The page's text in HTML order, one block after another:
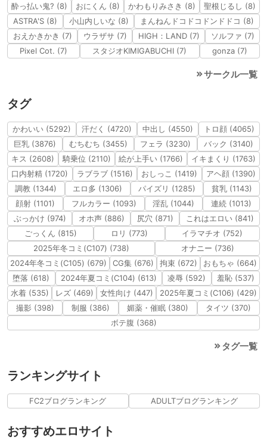
酔っ払い鬼? (8)
おにくん (8) かわもりみさき (8)
聖根じるし (8)
ASTRA'S (8)
小山内しいな (8)
まんねんドコドコドンドドコ (8)
おえかきかき (7)
ウラザサ (7) HIGH：LAND (7)
ソルファ (7)
Pixel Cot. (7)
スタジオKIMIGABUCHI (7) gonza (7)
サークル一覧
タグ
かわいい (5292) 汗だく (4720) 中出し (4550)
トロ顔 (4065)
巨乳 (3876)
むちむち (3455) フェラ (3230)
バック (3140)
キス (2608)
騎乗位 (2110) 絵が上手い (1766)
イキまくり (1763)
口内射精 (1720)
ラブラブ (1516) おしっこ (1419)
アヘ顔 (1390)
調教 (1344)
エロ多 (1306) パイズリ (1285)
貧乳 (1143)
顔射 (1101)
フルカラー (1093) 淫乱 (1044)
連続 (1013)
ぶっかけ (974)
オホ声 (886) 尻穴 (871)
これはエロい (841)
ごっくん (815)
ロリ (773)
イラマチオ (752)
2025年冬コミ(C107) (738)
オナニー (736)
2024年冬コミ(C105) (679)
CG集 (676) 拘束 (672)
おもちゃ (664)
堕落 (618)
2024年夏コミ(C104) (613) 凌辱 (592)
羞恥 (537)
水着 (535)
レズ (469) 女性向け (447)
2025年夏コミ(C106) (429)
撮影 (398)
制服 (386) 媚薬・催眠 (380)
タイツ (370)
ボテ腹 (368)
タグ一覧
ランキングサイト
FC2ブログランキング ADULTブログランキング
おすすめエロサイト